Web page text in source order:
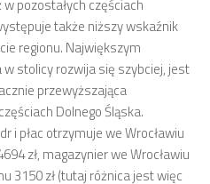
pozostałych częściach
także niższy wskaźnik
regionu. Największym
stolicy rozwija się szybciej, jest
przewyższająca
Dolnego Śląska.
i płac otrzymuje we Wrocławiu
zł, magazynier we Wrocławiu
3150 zł (tutaj różnica jest więc